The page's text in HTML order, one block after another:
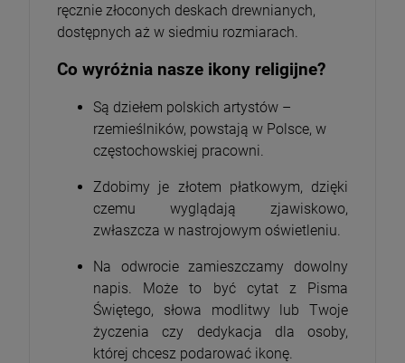
ręcznie złoconych deskach drewnianych,
dostępnych aż w siedmiu rozmiarach.
Co wyróżnia nasze ikony religijne?
Są dziełem polskich artystów –
rzemieślników, powstają w Polsce, w
częstochowskiej pracowni.
Zdobimy je złotem płatkowym, dzięki
czemu wyglądają zjawiskowo,
zwłaszcza w nastrojowym oświetleniu.
Na odwrocie zamieszczamy dowolny
napis. Może to być cytat z Pisma
Świętego, słowa modlitwy lub Twoje
życzenia czy dedykacja dla osoby,
której chcesz podarować ikonę.